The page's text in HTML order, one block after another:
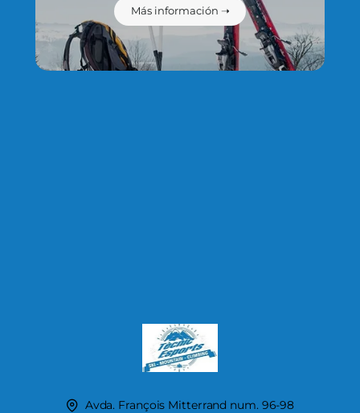
de privacidad y protección de datos.
Más información ➝
Avda. François Mitterrand num. 96-98